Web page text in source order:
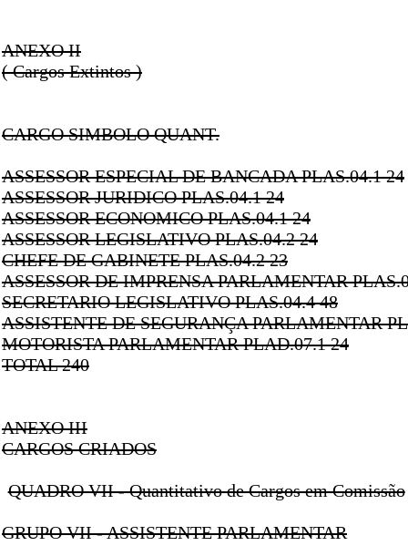
ANEXO II
( Cargos Extintos )
CARGO SIMBOLO QUANT.
ASSESSOR ESPECIAL DE BANCADA PLAS.04.1 24
ASSESSOR JURIDICO PLAS.04.1 24
ASSESSOR ECONOMICO PLAS.04.1 24
ASSESSOR LEGISLATIVO PLAS.04.2 24
CHEFE DE GABINETE PLAS.04.2 23
ASSESSOR DE IMPRENSA PARLAMENTAR
SECRETARIO LEGISLATIVO PLAS.04.4 48
ASSISTENTE DE SEGURANÇA PARLAMENTAR
MOTORISTA PARLAMENTAR PLAD.07.1 24
TOTAL 240
ANEXO III
CARGOS CRIADOS
QUADRO VII - Quantitativo de Cargos em Comissão
GRUPO VII - ASSISTENTE PARLAMENTAR